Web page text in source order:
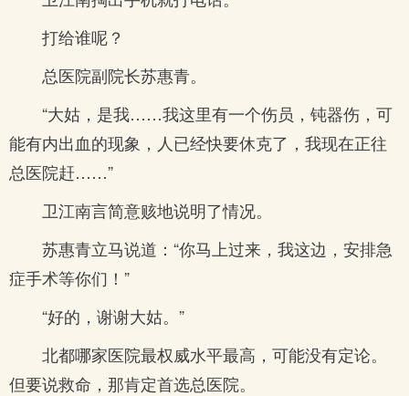
打给谁呢？
总医院副院长苏惠青。
“大姑，是我……我这里有一个伤员，钝器伤，可
能有内出血的现象，人已经快要休克了，我现在正往
总医院赶……”
卫江南言简意赅地说明了情况。
苏惠青立马说道：“你马上过来，我这边，安排急
症手术等你们！”
“好的，谢谢大姑。”
北都哪家医院最权威水平最高，可能没有定论。
但要说救命，那肯定首选总医院。